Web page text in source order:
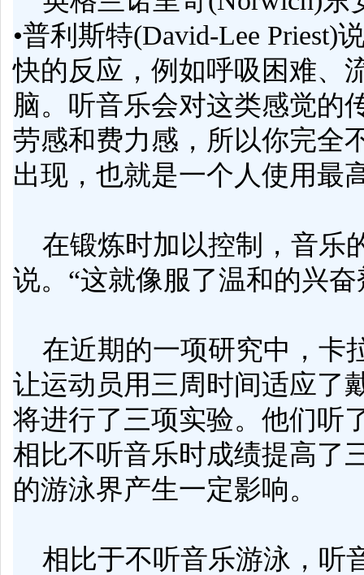
•普利斯特(David-Lee
快的反应，例如呼吸困难、
脑。听音乐会对这类感觉的
劳感和费力感，所以你完全
出现，也就是一个人使用最
在锻炼时加以控制
，音
说。“这就像服了温和的兴
在近期的一项研究中，卡
让运动员用三周 时间适应了
将进行了三项实验。他们听
相比不听音乐时成绩提高了
的游泳界产生一定影响。
相比于不听音乐游泳，听